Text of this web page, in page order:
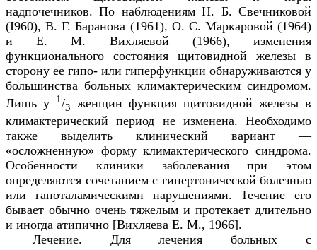
надпочечников. По наблюдениям Н. Б. Свечниковой
(I960), В. Г. Баранова (1961), О. С. Маркаровой (1964)
и Е. М. Вихляевой (1966), изменения
функционального состояния щитовидной железы в
сторону ее гипо- или гиперфункции обнаруживаются у
большинства больных климактерическим синдромом.
Лишь у
1/3
женщин функция щитовидной железы в
климактерический период не изменена. Необходимо
также выделить клинический вариант —
«осложненную» форму климактерического синдрома.
Особенности клиники заболевания при этом
определяются сочетанием с гипертонической болезнью
или гапоталамическимн нарушениями. Течение его
бывает обычно очень тяжелым и протекает длительно
и иногда атипично [Вихляева Е. М., 1966].
Лечение. Для лечения больных с